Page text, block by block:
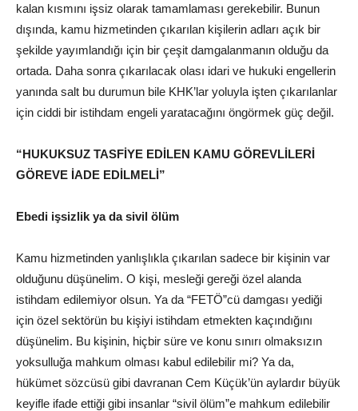
kalan kısmını işsiz olarak tamamlaması gerekebilir. Bunun
dışında, kamu hizmetinden çıkarılan kişilerin adları açık bir
şekilde yayımlandığı için bir çeşit damgalanmanın olduğu da
ortada. Daha sonra çıkarılacak olası idari ve hukuki engellerin
yanında salt bu durumun bile KHK’lar yoluyla işten çıkarılanlar
için ciddi bir istihdam engeli yaratacağını öngörmek güç değil.
“HUKUKSUZ TASFİYE EDİLEN KAMU GÖREVLİLERİ
GÖREVE İADE EDİLMELİ”
Ebedi işsizlik ya da sivil ölüm
Kamu hizmetinden yanlışlıkla çıkarılan sadece bir kişinin var
olduğunu düşünelim. O kişi, mesleği gereği özel alanda
istihdam edilemiyor olsun. Ya da “FETÖ”cü damgası yediği
için özel sektörün bu kişiyi istihdam etmekten kaçındığını
düşünelim. Bu kişinin, hiçbir süre ve konu sınırı olmaksızın
yoksulluğa mahkum olması kabul edilebilir mi? Ya da,
hükümet sözcüsü gibi davranan Cem Küçük’ün aylardır büyük
keyifle ifade ettiği gibi insanlar “sivil ölüm”e mahkum edilebilir